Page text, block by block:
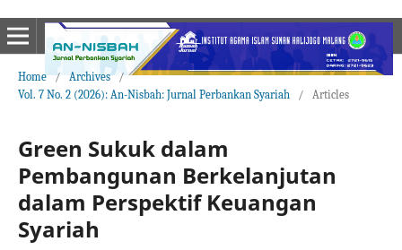
Home / Archives
/
Vol. 7 No. 2 (2026): An-Nisbah: Jurnal Perbankan Syariah
/ Articles
Green Sukuk dalam
Pembangunan Berkelanjutan
dalam Perspektif Keuangan
Syariah